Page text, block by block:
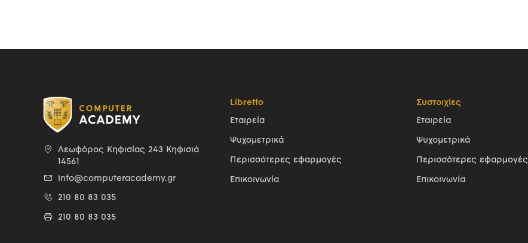
Λεωφόρος Κηφισίας 243 Κηφισιά
14561
info@computeracademy.gr
210 80 83 035
210 80 83 035
Libretto
Εταιρεία
Ψυχομετρικά
Περισσότερες εφαρμογές
Επικοινωνία
Συστοιχίες
Εταιρεία
Ψυχομετρικά
Περισσότερες εφαρμογές
Επικοινωνία